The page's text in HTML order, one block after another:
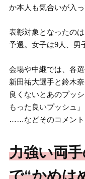
か本人も気合いが入っ
表彰対象となったの
予選。女子は9人、男
会場や中継では、各
新田祐大選手と鈴木
良くないとあのプッ
もった良いプッシュ
……などそのコメント
力強い両
で“かめは